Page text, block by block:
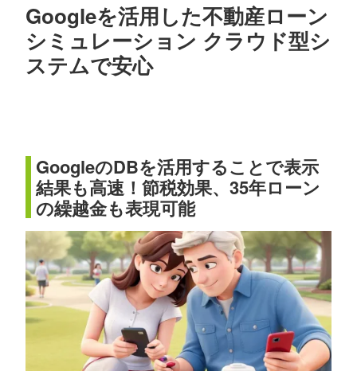
Googleを活用した不動産ローン
シミュレーション クラウド型シ
ステムで安心
GoogleのDBを活用することで表示
結果も高速！節税効果、35年ローン
の繰越金も表現可能